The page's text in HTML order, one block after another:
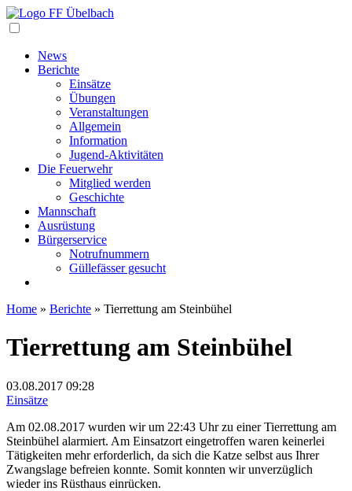
News
Berichte
Einsätze
Übungen
Veranstaltungen
Allgemein
Information
Jugend-Aktivitäten
Die Feuerwehr
Mitglied werden
Geschichte
Mannschaft
Ausrüstung
Bürgerservice
Notrufnummern
Güllefässer gesucht
Home » Berichte » Tierrettung am Steinbühel
Tierrettung am Steinbühel
03.08.2017 09:28
Einsätze
Am 02.08.2017 wurden wir um 22:43 Uhr zu einer Tierrettung am
Steinbühel alarmiert. Am Einsatzort eingetroffen waren keinerlei
Tätigkeiten mehr erforderlich, da sich die Katze selbst aus Ihrer
Zwangslage befreien konnte. Somit konnten wir unverzüglich
wieder ins Rüsthaus einrücken.